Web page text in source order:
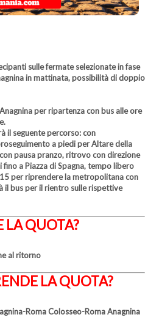
sulle fermate selezionate in fase
in mattinata, possibilità di doppio
per ripartenza con bus alle ore
il seguente percorso: con
a piedi per Altare della
pausa pranzo, ritrovo con direzione
a Piazza di Spagna, tempo libero
per riprendere la metropolitana con
il bus per il rientro sulle rispettive
LA QUOTA?
al ritorno
LA QUOTA?
Roma Colosseo-Roma Anagnina